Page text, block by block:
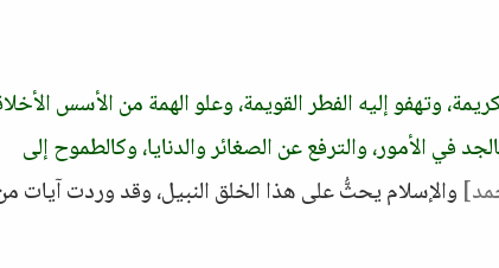
وتهفو إليه الفطر القويمة، وعلو الهمة من الأسس
في الأمور، والترفع عن الصغائر والدنايا، وكالطموح إلى
والإسلام يحثُّ على هذا الخلق النبيل، وقد وردت آيات